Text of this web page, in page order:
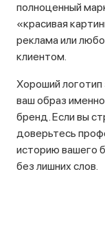
полноценный
«красивая
реклама или
клиентом.
Хороший логотип
ваш образ
бренд. Если вы
доверьтесь
историю вашего
без лишних слов.